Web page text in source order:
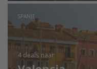
SPANJE
4 deals naar